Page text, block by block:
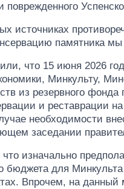
поврежденного
источниках
памятника
что 15 июня 2026
Минкульту,
из резервного
и реставрации
необходимости
заседании
изначально
бюджета для
Впрочем, на данный